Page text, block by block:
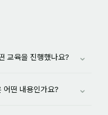
교육을 진행했나요? ⌄
어떤 내용인가요? ⌄